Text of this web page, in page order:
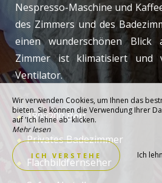
Nespresso-Maschine und
des Zimmers und des
einen wunderschönen
Zimmer ist klimatisiert und
Ventilator.
180x200 Bett
Privates Badezimmer
Flachbildfernseher
Wir verwenden Cookies, um Ihnen das
bieten. Sie können die Verwendung Ihrer
auf 'Ich lehne ab' klicken.
Mehr lesen
ICH VERSTEHE Ich